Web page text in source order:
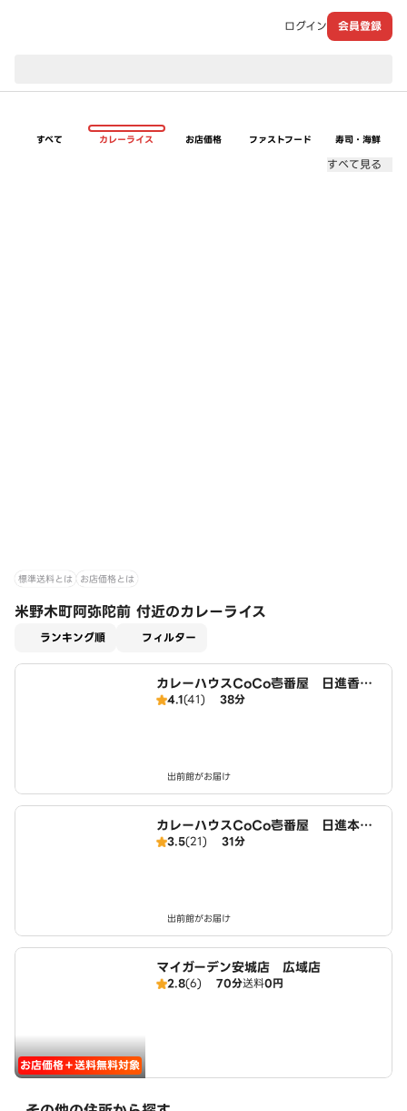
ログイン 会員登録
すべて カレーライス お店価格 ファストフード 寿司・海鮮
すべて見る
標準送料とは お店価格とは
米野木町阿弥陀前 付近のカレーライス
ランキング順 フィルター
カレーハウスCoCo壱番屋 日進香久
山店（SD）
4.1(41) 38分
出前館がお届け
カレーハウスCoCo壱番屋 日進本郷
町店（SD）
3.5(21) 31分
出前館がお届け
お店価格＋送料無料対象
マイガーデン安城店 広域店
2.8(6) 70分送料0円